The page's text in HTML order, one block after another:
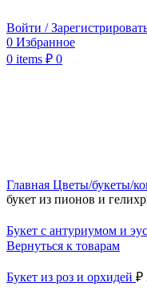
Войти /
0 Избранное
0 items ₽ 0
Главная Цветы/букеты/
букет из пионов и
Букет с антуриумом и
Вернуться к товарам
Букет из роз и орхидей ₽